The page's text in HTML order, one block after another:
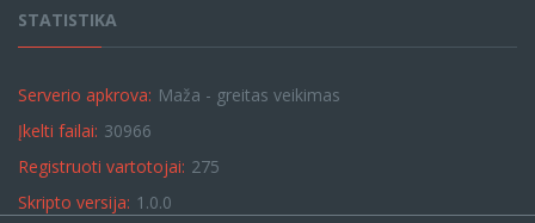
STATISTIKA
Serverio apkrova: Maža - greitas veikimas
Įkelti failai: 30966
Registruoti vartotojai: 275
Skripto versija: 1.0.0